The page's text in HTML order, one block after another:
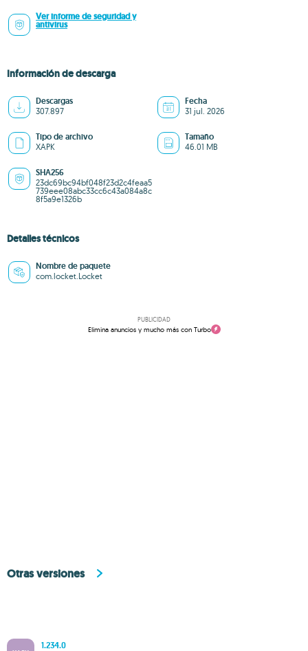
Ver informe de seguridad y
antivirus
Información de descarga
Descargas
307.897
Fecha
31 jul. 2026
Tipo de archivo
XAPK
Tamaño
46.01 MB
SHA256
23dc69bc94bf048f23d2c4feaa5
739eee08abc33cc6c43a084a8c
8f5a9e1326b
Detalles técnicos
Nombre de paquete
com.locket.Locket
PUBLICIDAD
Elimina anuncios y mucho más con Turbo
Otras versiones
1.234.0